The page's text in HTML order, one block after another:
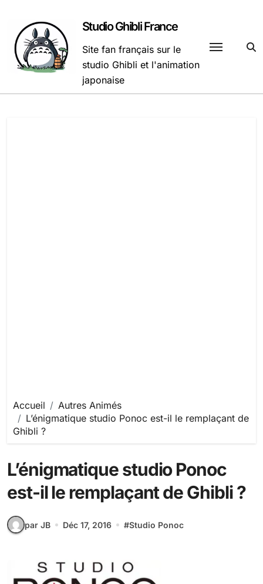
contenu
Studio Ghibli France
Site fan français sur le
studio Ghibli et l'animation
japonaise
Accueil
Autres Animés
L’énigmatique studio Ponoc est-il le remplaçant de
Ghibli ?
L’énigmatique studio Ponoc
est-il le remplaçant de Ghibli ?
par JB Déc 17, 2016 #Studio Ponoc